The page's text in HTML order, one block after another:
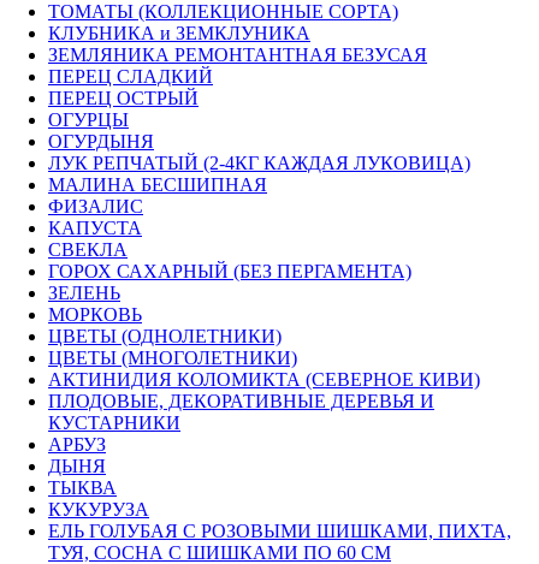
ТОМАТЫ (КОЛЛЕКЦИОННЫЕ СОРТА)
КЛУБНИКА и ЗЕМКЛУНИКА
ЗЕМЛЯНИКА РЕМОНТАНТНАЯ БЕЗУСАЯ
ПЕРЕЦ СЛАДКИЙ
ПЕРЕЦ ОСТРЫЙ
ОГУРЦЫ
ОГУРДЫНЯ
ЛУК РЕПЧАТЫЙ (2-4КГ КАЖДАЯ ЛУКОВИЦА)
МАЛИНА БЕСШИПНАЯ
ФИЗАЛИС
КАПУСТА
СВЕКЛА
ГОРОХ САХАРНЫЙ (БЕЗ ПЕРГАМЕНТА)
ЗЕЛЕНЬ
МОРКОВЬ
ЦВЕТЫ (ОДНОЛЕТНИКИ)
ЦВЕТЫ (МНОГОЛЕТНИКИ)
АКТИНИДИЯ КОЛОМИКТА (СЕВЕРНОЕ КИВИ)
ПЛОДОВЫЕ, ДЕКОРАТИВНЫЕ ДЕРЕВЬЯ И
КУСТАРНИКИ
АРБУЗ
ДЫНЯ
ТЫКВА
КУКУРУЗА
ЕЛЬ ГОЛУБАЯ С РОЗОВЫМИ ШИШКАМИ, ПИХТА,
ТУЯ, СОСНА С ШИШКАМИ ПО 60 СМ